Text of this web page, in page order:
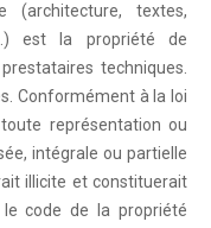
(architecture, textes,
est la propriété de
techniques.
Conformément à la loi
représentation ou
intégrale ou partielle
illicite et constituerait
code de la propriété